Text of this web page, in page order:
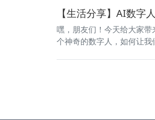
【生活分享】AI数字
嘿，朋友们！今天给大家
个神奇的数字人，如何让我